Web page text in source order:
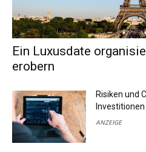
Ein Luxusdate
erobern
Risiken und
Investitionen
ANZEIGE